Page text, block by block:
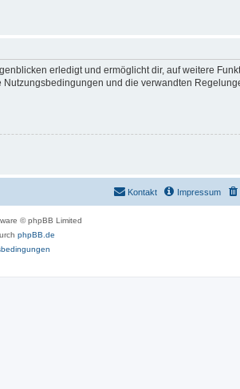
erledigt und ermöglicht dir, auf weitere
und die verwandten
Impressum
Kontakt
© phpBB Limited
phpBB.de